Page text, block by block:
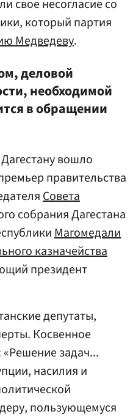
свое несогласие со
который партия
Медведеву.
деловой
необходимой
в обращении
вошло
правительства
Совета
собрания Дагестана
Магомедали
казначейства
президент
депутаты,
Косвенное
задач...
насилия и
пользующемуся